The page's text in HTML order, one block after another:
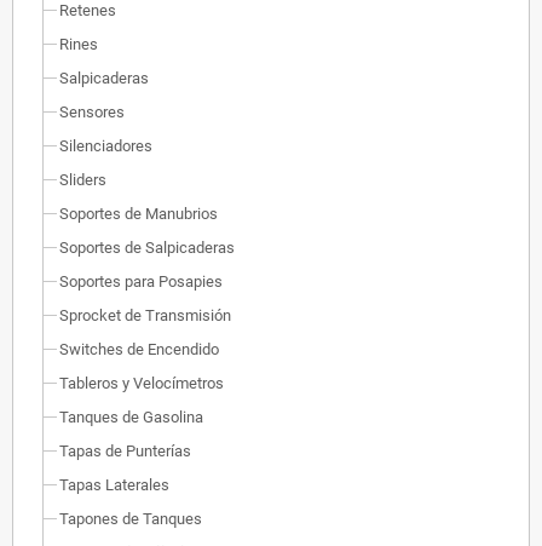
Retenes
Rines
Salpicaderas
Sensores
Silenciadores
Sliders
Soportes de Manubrios
Soportes de Salpicaderas
Soportes para Posapies
Sprocket de Transmisión
Switches de Encendido
Tableros y Velocímetros
Tanques de Gasolina
Tapas de Punterías
Tapas Laterales
Tapones de Tanques